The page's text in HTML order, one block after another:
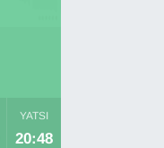
YATSI
20:48